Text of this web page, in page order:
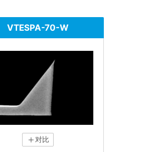
VTESPA-70-W
对比